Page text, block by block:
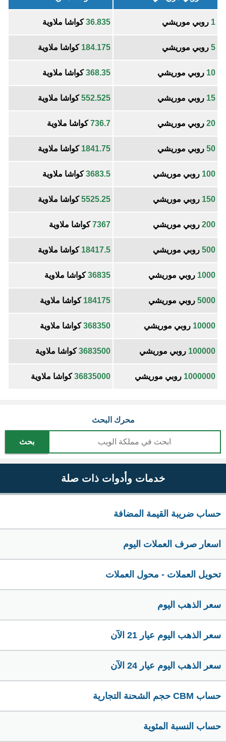
1 روبي موريشي 36.835كواشا ملاوية
5 روبي موريشي 184.175 كواشا ملاوية
10 روبي موريشي 368.35كواشا ملاوية
15 روبي موريشي 552.525كواشا ملاوية
20 روبي موريشي 736.7كواشا ملاوية
50 روبي موريشي 1841.75 كواشا ملاوية
100 روبي موريشي 3683.5كواشا ملاوية
150 روبي موريشي 5525.25كواشا ملاوية
200 روبي موريشي 7367كواشا ملاوية
500 روبي موريشي 18417.5 كواشا ملاوية
1000 روبي موريشي 36835كواشا ملاوية
5000 روبي موريشي 184175 كواشا ملاوية
10000 روبي موريشي 368350كواشا ملاوية
100000 روبي موريشي 3683500كواشا ملاوية
1000000 روبي موريشي 36835000كواشا ملاوية
محرك البحث
بحث
خدمات وأدوات ذات صلة
حساب ضريبة القيمة المضافة
اسعار صرف العملات اليوم
تحويل العملات - محول العملات
سعر الذهب اليوم
سعر الذهب اليوم عيار 21 الآن
سعر الذهب اليوم عيار 24 الآن
حساب CBM حجم الشحنة التجارية
حساب النسبة المئوية